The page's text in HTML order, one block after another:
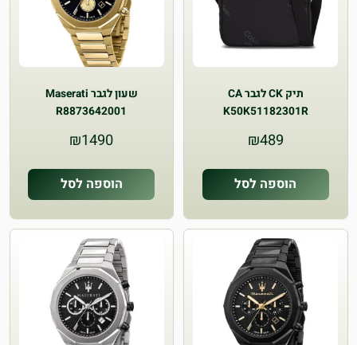
תיק CK לגבר CA
K50K51182301R
₪489
הוספה לסל
שעון לגבר Maserati
R8873642001
₪1490
הוספה לסל